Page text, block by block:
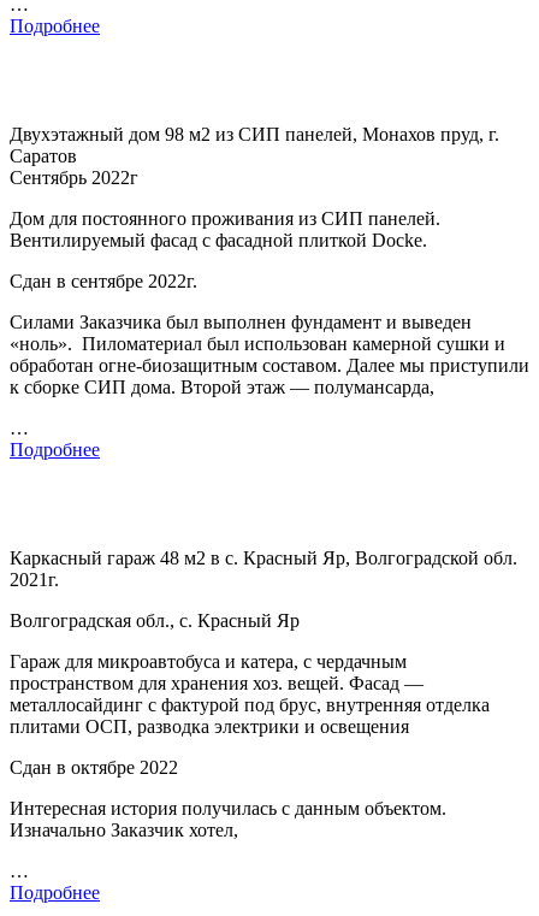
…
Подробнее
Двухэтажный дом 98 м2 из СИП панелей, Монахов пруд, г.
Саратов
Сентябрь 2022г
Дом для постоянного проживания из СИП панелей.
Вентилируемый фасад с фасадной плиткой Docke.
Сдан в сентябре 2022г.
Силами Заказчика был выполнен фундамент и выведен
«ноль». Пиломатериал был использован камерной сушки и
обработан огне-биозащитным составом. Далее мы приступили
к сборке СИП дома. Второй этаж — полумансарда,
…
Подробнее
Каркасный гараж 48 м2 в с. Красный Яр, Волгоградской обл.
2021г.
Волгоградская обл., с. Красный Яр
Гараж для микроавтобуса и катера, с чердачным
пространством для хранения хоз. вещей. Фасад —
металлосайдинг с фактурой под брус, внутренняя отделка
плитами ОСП, разводка электрики и освещения
Сдан в октябре 2022
Интересная история получилась с данным объектом.
Изначально Заказчик хотел,
…
Подробнее